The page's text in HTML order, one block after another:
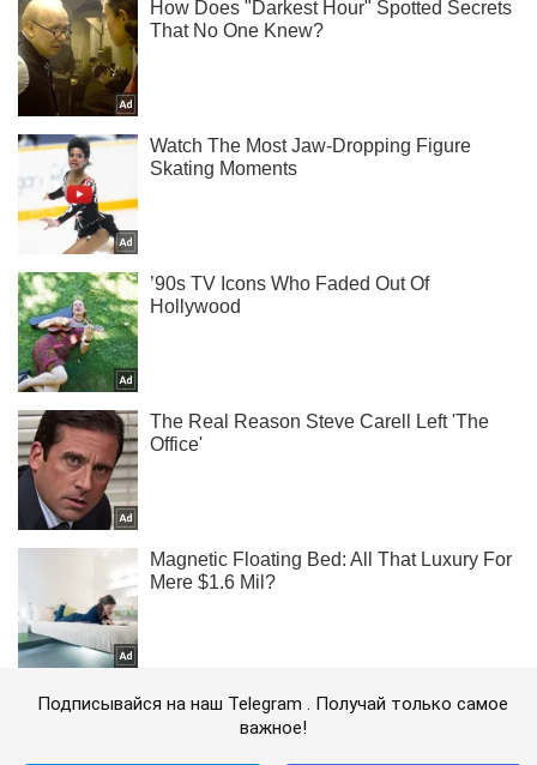
Подписывайся на наш Telegram . Получай только самое
важное!